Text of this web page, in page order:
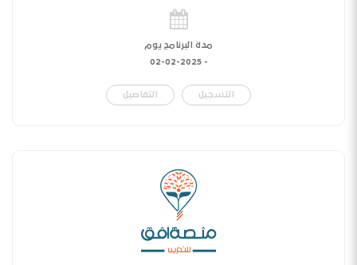
مدة البرنامج يوم
-
02-02-2025
التسجيل التفاصيل